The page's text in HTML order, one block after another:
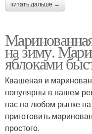
читать дальше →
на зиму.
яблоками
Квашеная и
популярны в нашем
нас на любом рынке
приготовить
простого.